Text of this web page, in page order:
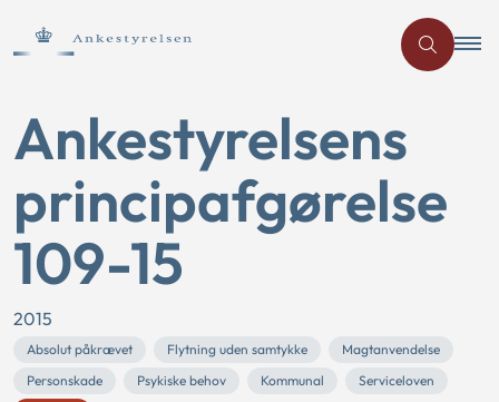
Ankestyrelsens
principafgørelse
109-15
2015
Absolut påkrævet Flytning uden samtykke
Magtanvendelse
Personskade
Psykiske behov Kommunal
Serviceloven